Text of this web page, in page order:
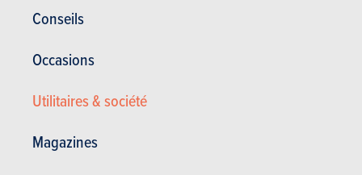
Conseils
Occasions
Utilitaires & société
Magazines